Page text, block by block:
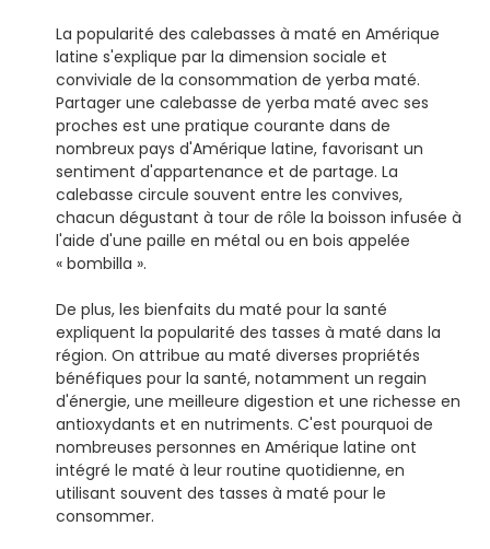
La popularité des calebasses à maté en Amérique
latine s'explique par la dimension sociale et
conviviale de la consommation de yerba maté.
Partager une calebasse de yerba maté avec ses
proches est une pratique courante dans de
nombreux pays d'Amérique latine, favorisant un
sentiment d'appartenance et de partage. La
calebasse circule souvent entre les convives,
chacun dégustant à tour de rôle la boisson infusée à
l'aide d'une paille en métal ou en bois appelée
« bombilla ».
De plus, les bienfaits du maté pour la santé
expliquent la popularité des tasses à maté dans la
région. On attribue au maté diverses propriétés
bénéfiques pour la santé, notamment un regain
d'énergie, une meilleure digestion et une richesse en
antioxydants et en nutriments. C'est pourquoi de
nombreuses personnes en Amérique latine ont
intégré le maté à leur routine quotidienne, en
utilisant souvent des tasses à maté pour le
consommer.